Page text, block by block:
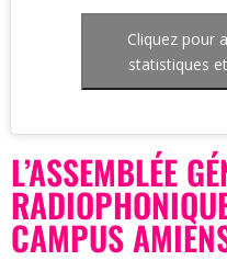
Cliquez pour
statistiques
L’ASSEMBLÉE
CAMPUS